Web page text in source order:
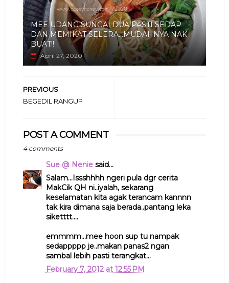
MEE UDANG SUNGAI DUA PASTI SEDAP
DAN MEMIKAT SELERA...MUDAHNYA NAK
BUAT!!
April 27, 2020
PREVIOUS
BEGEDIL RANGUP
POST A COMMENT
4 comments
Sue @ Neniesaid...
Salam...Issshhhh ngeri pula dgr cerita
MakCik QH ni..iyalah, sekarang
keselamatan kita agak terancam kannnn
tak kira dimana saja berada..pantang leka
siketttt....
emmmm...mee hoon sup tu nampak
sedappppp je..makan panas2 ngan
sambal lebih pasti terangkat...
February 7, 2012 at 12:55 PM